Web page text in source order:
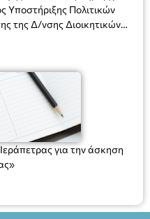
Υποστήριξης Πολιτικών
της Δ/νσης Διοικητικών
πράξεις και
για την άσκηση